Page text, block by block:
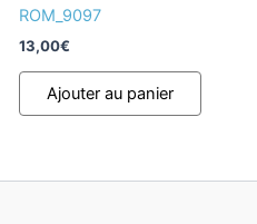
ROM_9097
13,00€
Ajouter au panier